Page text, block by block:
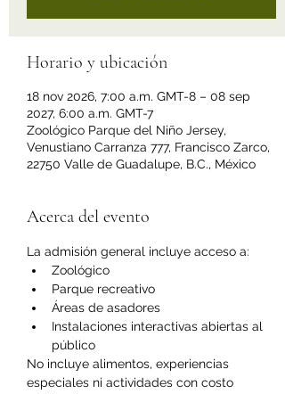
Horario y ubicación
18 nov 2026, 7:00 a.m. GMT-8 – 08 sep
2027, 6:00 a.m. GMT-7
Zoológico Parque del Niño Jersey,
Venustiano Carranza 777, Francisco Zarco,
22750 Valle de Guadalupe, B.C., México
Acerca del evento
La admisión general incluye acceso a:
Zoológico
Parque recreativo
Áreas de asadores
Instalaciones interactivas abiertas al
público
No incluye alimentos, experiencias
especiales ni actividades con costo